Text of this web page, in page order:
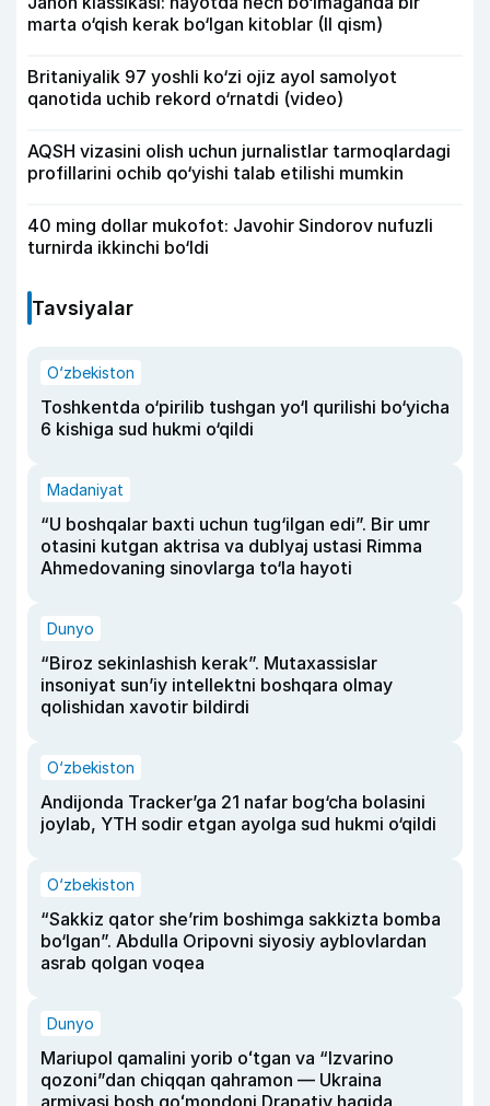
marta o‘qish kerak bo‘lgan kitoblar (II qism)
Britaniyalik 97 yoshli ko‘zi ojiz ayol samolyot
qanotida uchib rekord o‘rnatdi (video)
AQSH vizasini olish uchun jurnalistlar tarmoqlardagi
profillarini ochib qo‘yishi talab etilishi mumkin
40 ming dollar mukofot: Javohir Sindorov nufuzli
turnirda ikkinchi bo‘ldi
Tavsiyalar
O‘zbekiston
Toshkentda o‘pirilib tushgan yo‘l qurilishi bo‘yicha
6 kishiga sud hukmi o‘qildi
Madaniyat
“U boshqalar baxti uchun tug‘ilgan edi”. Bir umr
otasini kutgan aktrisa va dublyaj ustasi Rimma
Ahmedovaning sinovlarga to‘la hayoti
Dunyo
“Biroz sekinlashish kerak”. Mutaxassislar
insoniyat sun’iy intellektni boshqara olmay
qolishidan xavotir bildirdi
O‘zbekiston
Andijonda Tracker’ga 21 nafar bog‘cha bolasini
joylab, YTH sodir etgan ayolga sud hukmi o‘qildi
O‘zbekiston
“Sakkiz qator she’rim boshimga sakkizta bomba
bo‘lgan”. Abdulla Oripovni siyosiy ayblovlardan
asrab qolgan voqea
Dunyo
Mariupol qamalini yorib oʻtgan va “Izvarino
qozoni”dan chiqqan qahramon — Ukraina